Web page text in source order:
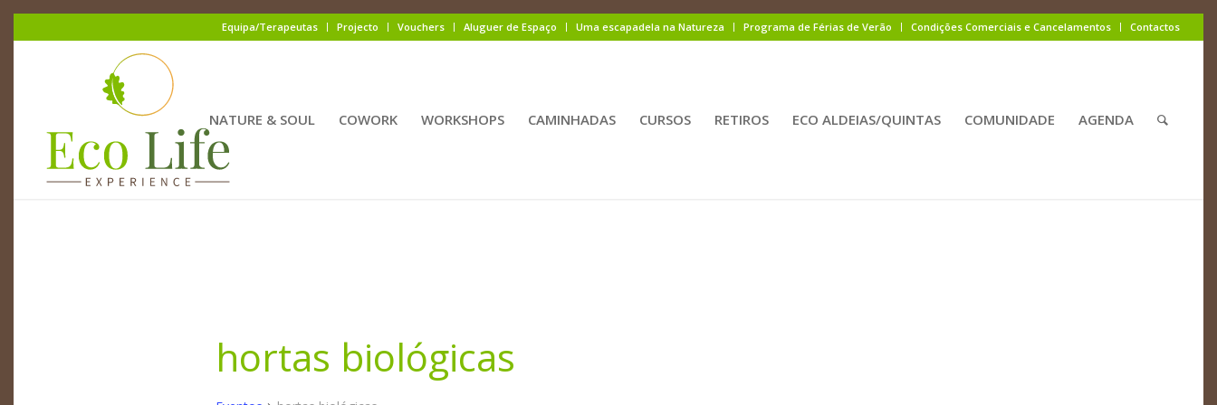
Equipa/Terapeutas Projecto Vouchers Aluguer de Espaço Uma escapadela na Natureza Programa de Férias de Verão Condições Comerciais e Cancelamentos Contactos
NATURE & SOUL COWORK WORKSHOPS CAMINHADAS CURSOS RETIROS ECO ALDEIAS/QUINTAS COMUNIDADE AGENDA
hortas biológicas